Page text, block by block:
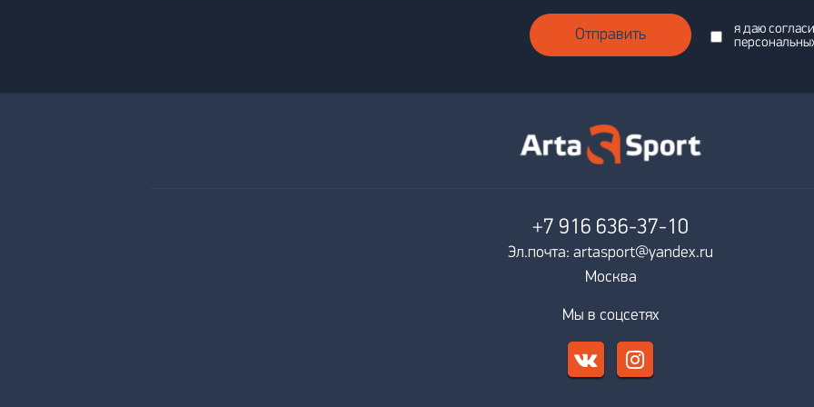
я даю
Отправить
+7 916 636-37-10
Эл.почта: artasport@yandex.ru
Москва
Мы в соцсетях